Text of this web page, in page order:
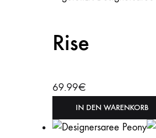
Rise
69.99€
IN DEN WARENKORB